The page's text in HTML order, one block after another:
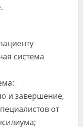
система
и завершение,
от